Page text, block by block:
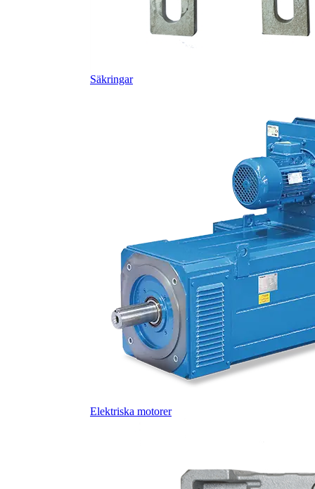
Säkringar
Elektriska motorer